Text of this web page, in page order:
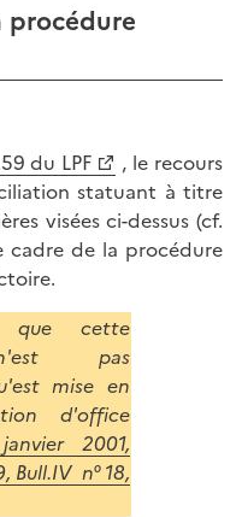
procédure
du LPF
, le recours
statuant à titre
visées ci-dessus (cf.
cadre de la procédure
cette
pas
mise en
d'office
2001,
Bull.IV n° 18,